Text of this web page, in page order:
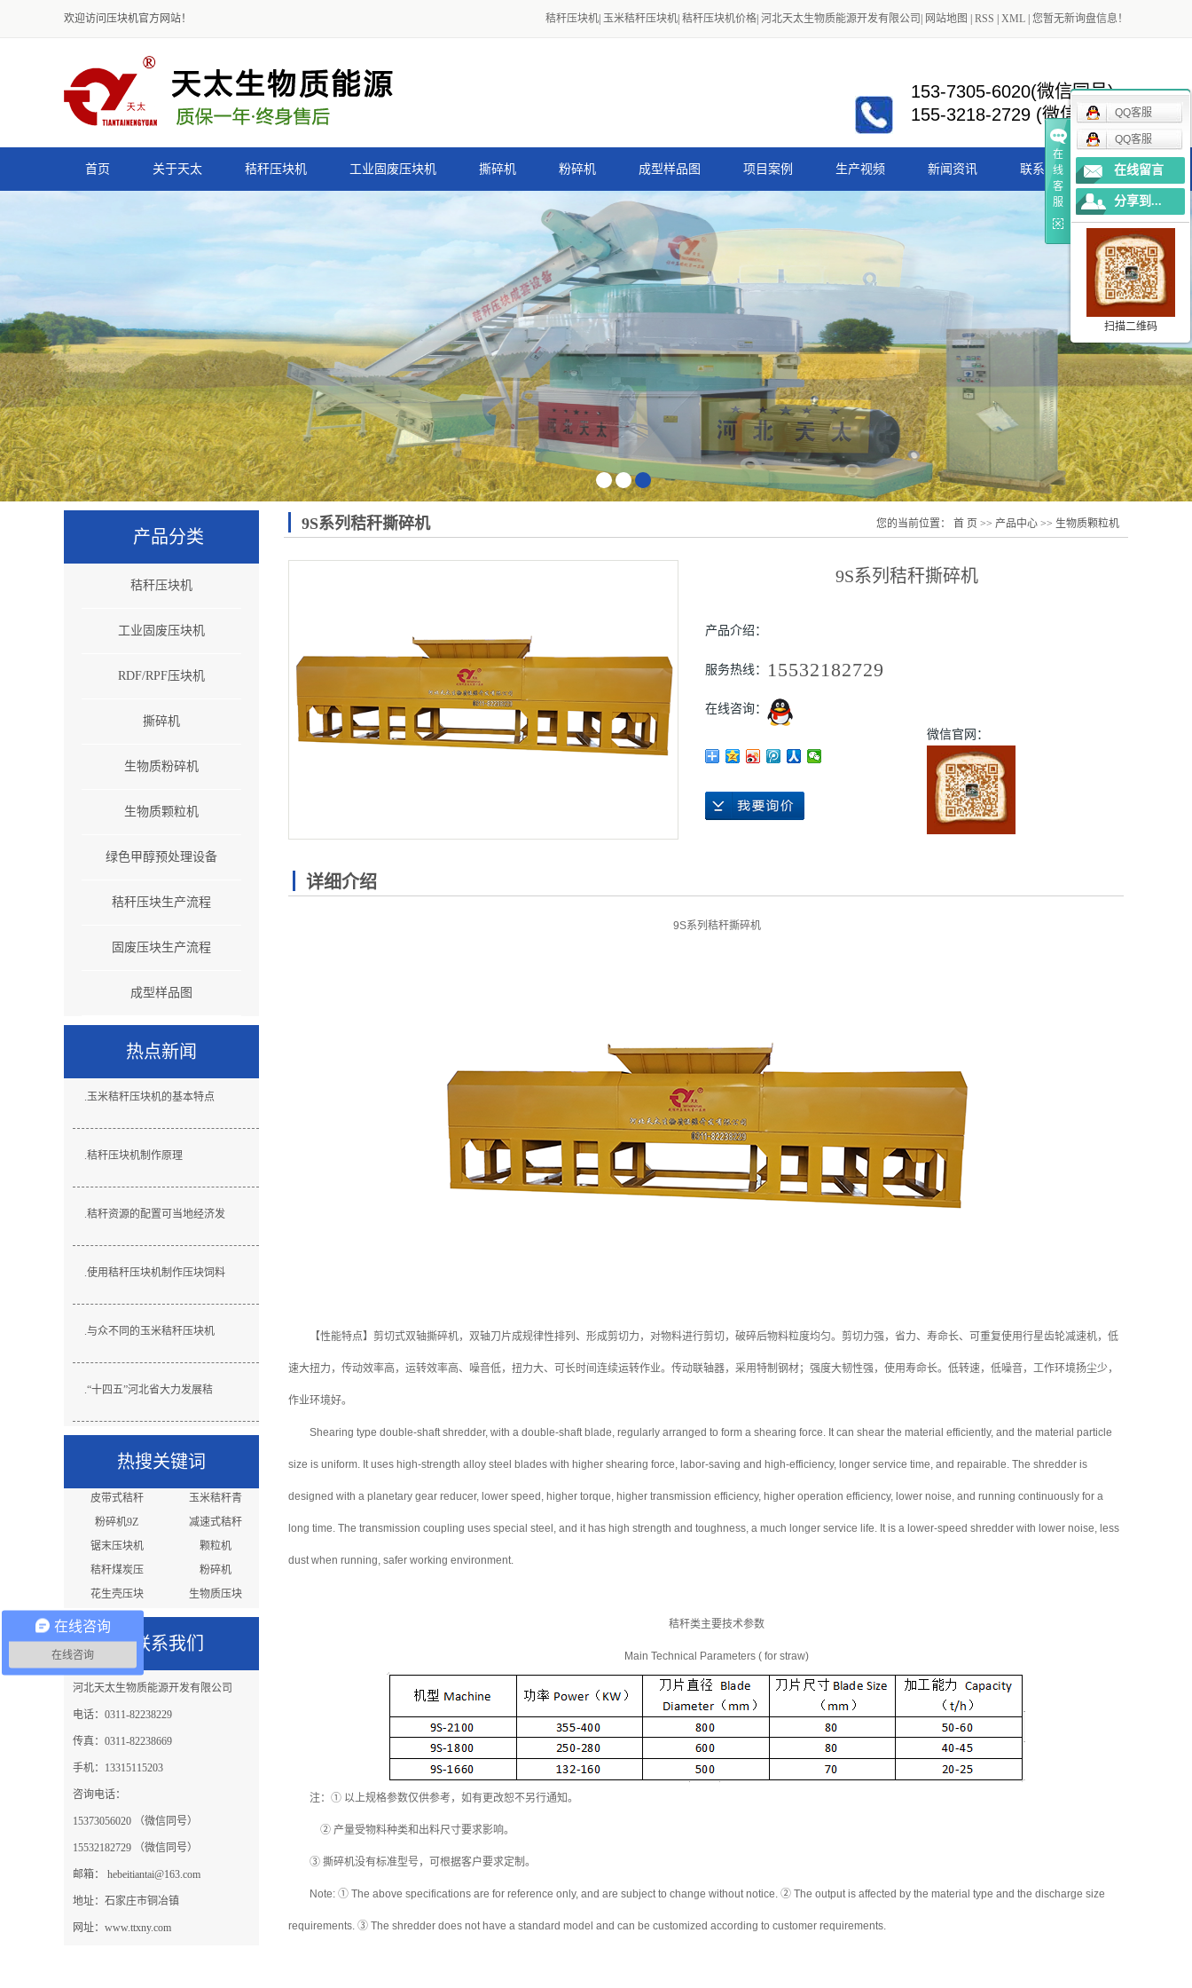
欢迎访问压块机官方网站！ 秸秆压块机 玉米秸秆压块机 秸秆压块机价格 河北天太生物质能源开发有限公司 网站地图 RSS XML 您暂无新询盘信息！
153-7305-6020(微信同号)
155-3218-2729 (微信同号)
首页 关于天太 秸秆压块机
9K-3500型秸秆压块机
9K-2600型秸秆压块机
减速式秸秆压块机
皮带式秸秆压块机
工业固废压块机 撕碎机 粉碎机 成型样品图 项目案例 生产视频 新闻资讯 联系我们
1 2 3
产品分类
秸秆压块机
工业固废压块机
RDF/RPF压块机
撕碎机
生物质粉碎机
生物质颗粒机
绿色甲醇预处理设备
秸秆压块生产流程
固废压块生产流程
成型样品图
热点新闻
.玉米秸秆压块机的基本特点
.秸秆压块机制作原理
.秸秆资源的配置可当地经济发
.使用秸秆压块机制作压块饲料
.与众不同的玉米秸秆压块机
.“十四五”河北省大力发展秸
热搜关键词
皮带式秸秆
玉米秸秆青
粉碎机9Z
减速式秸秆
锯末压块机
颗粒机
秸秆煤炭压
粉碎机
花生壳压块
生物质压块
秸秆压块机
生物质燃料
联系我们
河北天太生物质能源开发有限公司
电话：0311-82238229
传真：0311-82238669
手机：13315115203
咨询电话：
15373056020 （微信同号）
15532182729 （微信同号）
邮箱： hebeitiantai@163.com
地址：石家庄市铜冶镇
网址：www.ttxny.com
9S系列秸秆撕碎机 您的当前位置： 首 页 >> 产品中心 >> 生物质颗粒机
9S系列秸秆撕碎机
产品介绍：
服务热线： 15532182729
在线咨询：
微信官网：
详细介绍
9S系列秸秆撕碎机
【性能特点】 剪切式双轴撕碎机，双轴刀片成规律性排列、形成剪切力，对物料进行剪切，破碎后物料粒度均匀。剪切力强，省力、寿命长、可重复使用行星齿轮减速机，低
速大扭力，传动效率高，运转效率高、噪音低，扭力大、可长时间连续运转作业。传动联轴器，采用特制钢材；强度大韧性强，使用寿命长。低转速，低噪音，工作环境扬尘少，
作业环境好。
Shearing type double-shaft shredder, with a double-shaft blade, regularly arranged to form a shearing force. It can shear the material efficiently, and the material particle
size is uniform. It uses high-strength alloy steel blades with higher shearing force, labor-saving and high-efficiency, longer service time, and repairable. The shredder is
designed with a planetary gear reducer, lower speed, higher torque, higher transmission efficiency, higher operation efficiency, lower noise, and running continuously for a
long time. The transmission coupling uses special steel, and it has high strength and toughness, a much longer service life. It is a lower-speed shredder with lower noise, less
dust when running, safer working environment.
秸秆类主要技术参数
Main Technical Parameters ( for straw)
注：① 以上规格参数仅供参考，如有更改恕不另行通知。
② 产量受物料种类和出料尺寸要求影响。
③ 撕碎机没有标准型号，可根据客户要求定制。
Note: ① The above specifications are for reference only, and are subject to change without notice. ② The output is affected by the material type and the discharge size
requirements. ③ The shredder does not have a standard model and can be customized according to customer requirements.
在
线
客
服
QQ客服
QQ客服
在线留言
分享到...
扫描二维码
在线咨询
在线咨询